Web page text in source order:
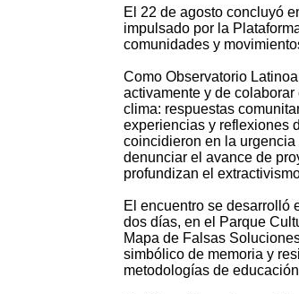
El 22 de agosto concluyó
impulsado por la
comunidades y
Como Observatorio
activamente y de
clima: respuestas
experiencias y reflexiones
coincidieron en la
denunciar el avance de
profundizan el
El encuentro se desarrolló
dos días, en el Parque
Mapa de Falsas
simbólico de memoria y
metodologías de